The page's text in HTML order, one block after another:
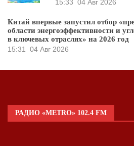
15:33 04 Авг 2026
Китай впервые запустил отбор
области энергоэффективности и
в ключевых отраслях» на 2026 год
15:31 04 Авг 2026
РАДИО «METRO» 102.4 FM